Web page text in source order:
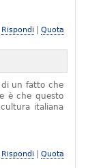
Rispondi Quota
di un fatto che
è che questo
italiana
Rispondi Quota